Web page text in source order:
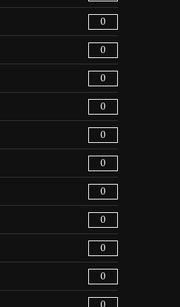
0
0
0
0
0
0
0
0
0
0
0